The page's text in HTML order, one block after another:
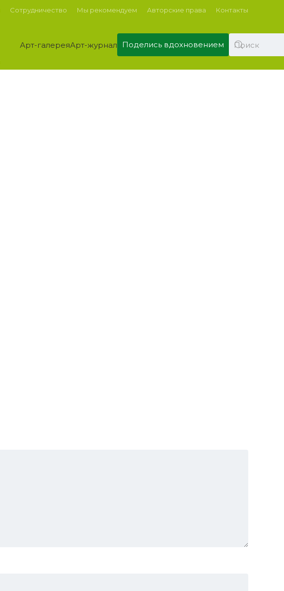
Сотрудничество Мы рекомендуем Авторские права Контакты
Арт-галереяАрт-журнал Поделись вдохновением